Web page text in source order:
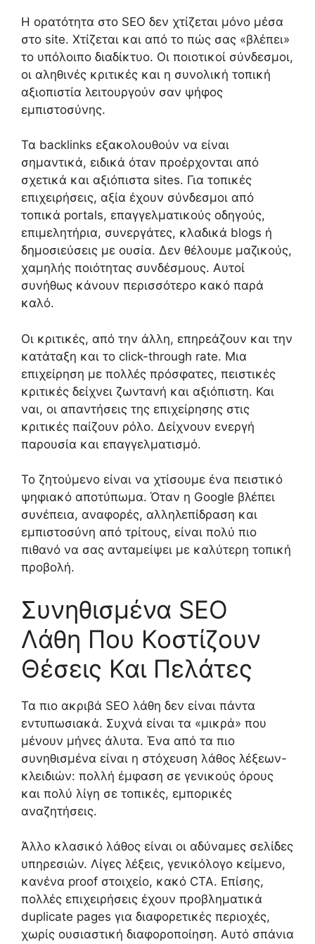
Η ορατότητα στο SEO δεν χτίζεται μόνο μέσα
στο site. Χτίζεται και από το πώς σας «βλέπει»
το υπόλοιπο διαδίκτυο. Οι ποιοτικοί σύνδεσμοι,
οι αληθινές κριτικές και η συνολική τοπική
αξιοπιστία λειτουργούν σαν ψήφος
εμπιστοσύνης.
Τα backlinks εξακολουθούν να είναι
σημαντικά, ειδικά όταν προέρχονται από
σχετικά και αξιόπιστα sites. Για τοπικές
επιχειρήσεις, αξία έχουν σύνδεσμοι από
τοπικά portals, επαγγελματικούς οδηγούς,
επιμελητήρια, συνεργάτες, κλαδικά blogs ή
δημοσιεύσεις με ουσία. Δεν θέλουμε μαζικούς,
χαμηλής ποιότητας συνδέσμους. Αυτοί
συνήθως κάνουν περισσότερο κακό παρά
καλό.
Οι κριτικές, από την άλλη, επηρεάζουν και την
κατάταξη και το click-through rate. Μια
επιχείρηση με πολλές πρόσφατες, πειστικές
κριτικές δείχνει ζωντανή και αξιόπιστη. Και
ναι, οι απαντήσεις της επιχείρησης στις
κριτικές παίζουν ρόλο. Δείχνουν ενεργή
παρουσία και επαγγελματισμό.
Το ζητούμενο είναι να χτίσουμε ένα πειστικό
ψηφιακό αποτύπωμα. Όταν η Google βλέπει
συνέπεια, αναφορές, αλληλεπίδραση και
εμπιστοσύνη από τρίτους, είναι πολύ πιο
πιθανό να σας ανταμείψει με καλύτερη τοπική
προβολή.
Συνηθισμένα SEO
Λάθη Που Κοστίζουν
Θέσεις Και Πελάτες
Τα πιο ακριβά SEO λάθη δεν είναι πάντα
εντυπωσιακά. Συχνά είναι τα «μικρά» που
μένουν μήνες άλυτα. Ένα από τα πιο
συνηθισμένα είναι η στόχευση λάθος λέξεων-
κλειδιών: πολλή έμφαση σε γενικούς όρους
και πολύ λίγη σε τοπικές, εμπορικές
αναζητήσεις.
Άλλο κλασικό λάθος είναι οι αδύναμες σελίδες
υπηρεσιών. Λίγες λέξεις, γενικόλογο κείμενο,
κανένα proof στοιχείο, κακό CTA. Επίσης,
πολλές επιχειρήσεις έχουν προβληματικά
duplicate pages για διαφορετικές περιοχές,
χωρίς ουσιαστική διαφοροποίηση. Αυτό σπάνια